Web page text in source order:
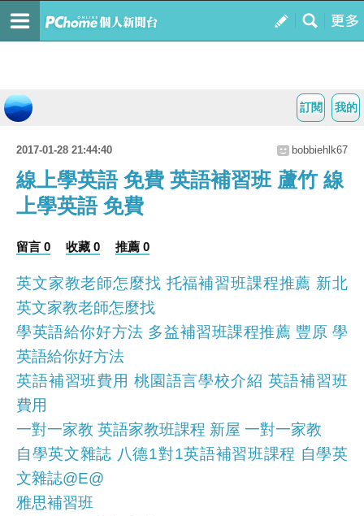
我的
訂閱
2017-01-28 21:44:40 bobbiehlk67
線上學英語 免費 英語補習班 蘆竹 線
上學英語 免費
留言 0 收藏 0 推薦 0
英文家教老師怎麼找 托福補習班課程推薦 新北
英文家教老師怎麼找
學英語給你好方法 多益補習班課程推薦 豐原 學
英語給你好方法
英語補習班費用 桃園語言學校介紹 英語補習班
費用
一對一家教 英語家教班課程 新屋 一對一家教
自學英文雜誌 八德1對1英語補習班課程 自學英
文雜誌@E@
雅思補習班